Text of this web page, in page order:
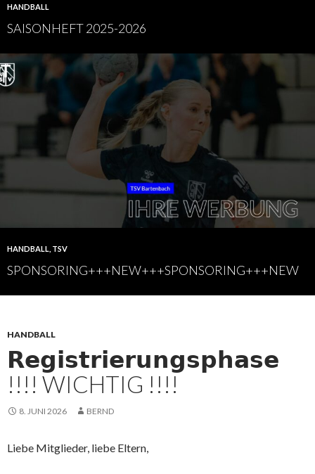
HANDBALL
SAISONHEFT 2025-2026
HANDBALL TSV
SPONSORING+++NEW+++SPONSORING+++NEW
HANDBALL
𝗥𝗲𝗴𝗶𝘀𝘁𝗿𝗶𝗲𝗿𝘂𝗻𝗴𝘀𝗽𝗵𝗮𝘀𝗲
!!!! WICHTIG !!!!
8. JUNI 2026 BERND
Liebe Mitglieder, liebe Eltern,